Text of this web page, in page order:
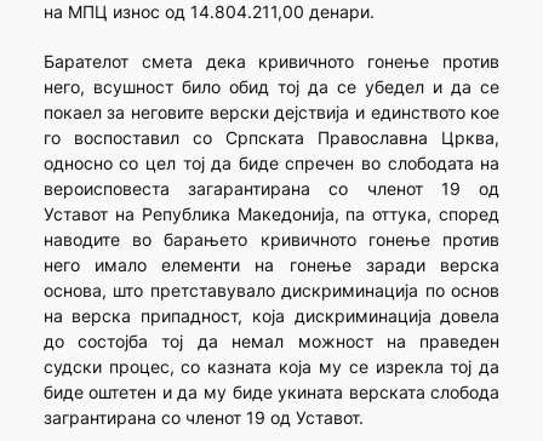
на МПЦ износ од 14.804.211,00 денари.
Барателот смета дека кривичното гонење против
него, всушност било обид тој да се убедел и да се
покаел за неговите верски дејствија и единството кое
го воспоставил со Српската Православна Црква,
односно со цел тој да биде спречен во слободата на
вероисповеста загарантирана со членот 19 од
Уставот на Република Македонија, па оттука, според
наводите во барањето кривичното гонење против
него имало елементи на гонење заради верска
основа, што претставувало дискриминација по основ
на верска припадност, која дискриминација довела
до состојба тој да немал можност на праведен
судски процес, со казната која му се изрекла тој да
биде оштетен и да му биде укината верската слобода
загрантирана со членот 19 од Уставот.